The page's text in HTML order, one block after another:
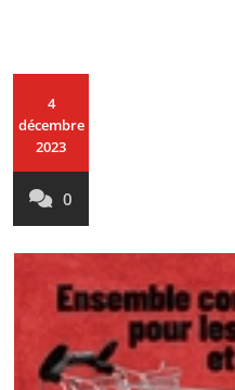
4
décembre
2023
0